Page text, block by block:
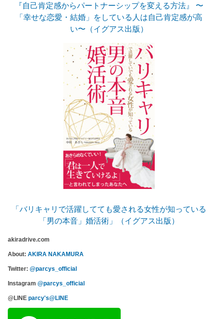
『自己肯定感からパートナーシップを変える方法』 〜
「幸せな恋愛・結婚」をしている人は自己肯定感が高
い〜（イグアス出版）
「バリキャリで活躍してても愛される女性が知っている
「男の本音」婚活術」（イグアス出版）
akiradrive.com
About:AKIRA NAKAMURA
Twitter:@parcys_official
Instagram@parcys_official
@LINEparcy's@LINE